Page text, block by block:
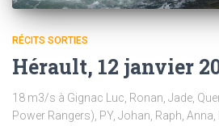
RÉCITS SORTIES
Hérault, 12 janvier
18 m3/s à Gignac Luc, Ronan, Jade,
Power Rangers), PY, Johan, Raph, Anna,